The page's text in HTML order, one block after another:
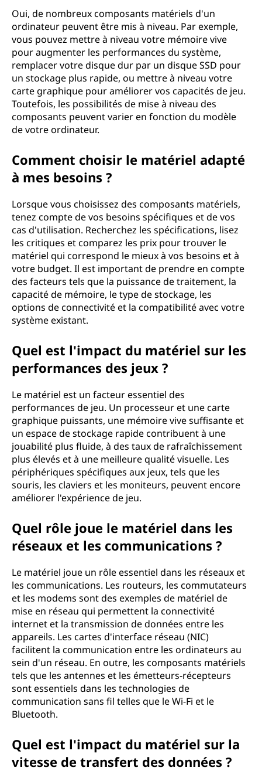
Oui, de nombreux composants matériels d'un
ordinateur peuvent être mis à niveau. Par exemple,
vous pouvez mettre à niveau votre mémoire vive
pour augmenter les performances du système,
remplacer votre disque dur par un disque SSD pour
un stockage plus rapide, ou mettre à niveau votre
carte graphique pour améliorer vos capacités de jeu.
Toutefois, les possibilités de mise à niveau des
composants peuvent varier en fonction du modèle
de votre ordinateur.
Comment choisir le matériel adapté
à mes besoins ?
Lorsque vous choisissez des composants matériels,
tenez compte de vos besoins spécifiques et de vos
cas d'utilisation. Recherchez les spécifications, lisez
les critiques et comparez les prix pour trouver le
matériel qui correspond le mieux à vos besoins et à
votre budget. Il est important de prendre en compte
des facteurs tels que la puissance de traitement, la
capacité de mémoire, le type de stockage, les
options de connectivité et la compatibilité avec votre
système existant.
Quel est l'impact du matériel sur les
performances des jeux ?
Le matériel est un facteur essentiel des
performances de jeu. Un processeur et une carte
graphique puissants, une mémoire vive suffisante et
un espace de stockage rapide contribuent à une
jouabilité plus fluide, à des taux de rafraîchissement
plus élevés et à une meilleure qualité visuelle. Les
périphériques spécifiques aux jeux, tels que les
souris, les claviers et les moniteurs, peuvent encore
améliorer l'expérience de jeu.
Quel rôle joue le matériel dans les
réseaux et les communications ?
Le matériel joue un rôle essentiel dans les réseaux et
les communications. Les routeurs, les commutateurs
et les modems sont des exemples de matériel de
mise en réseau qui permettent la connectivité
internet et la transmission de données entre les
appareils. Les cartes d'interface réseau (NIC)
facilitent la communication entre les ordinateurs au
sein d'un réseau. En outre, les composants matériels
tels que les antennes et les émetteurs-récepteurs
sont essentiels dans les technologies de
communication sans fil telles que le Wi-Fi et le
Bluetooth.
Quel est l'impact du matériel sur la
vitesse de transfert des données ?